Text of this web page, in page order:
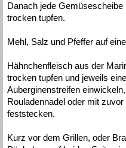
Danach jede
trocken tupfen.
Mehl, Salz und Pfeffer auf
Hähnchenfleisch aus der
trocken tupfen und jeweils
Auberginenstreifen
Rouladennadel oder mit
feststecken.
Kurz vor dem Grillen, oder